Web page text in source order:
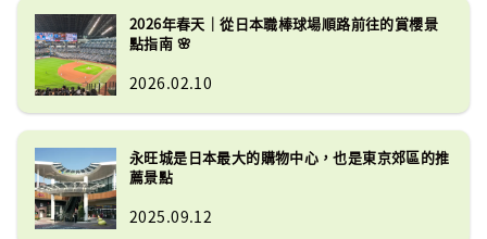
2026年春天｜從日本職棒球場順路前往的賞櫻景
點指南 🌸
2026.02.10
永旺城是日本最大的購物中心，也是東京郊區的推
薦景點
2025.09.12